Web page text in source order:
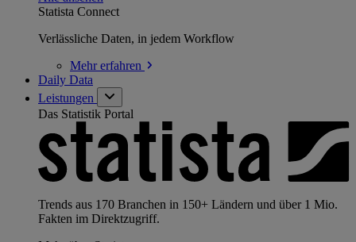
Statista Connect
Verlässliche Daten, in jedem Workflow
Mehrerfahren
Daily Data
Leistungen
Das Statistik Portal
Trends aus 170 Branchen in 150+ Ländern und über 1 Mio.
Fakten im Direktzugriff.